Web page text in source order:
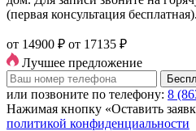
(первая консультация бесплатная).
от 14900 ₽ от 17135 ₽
Лучшее предложение
или позвоните по телефону: 8
Нажимая кнопку «Оставить
политикой конфиденциальности